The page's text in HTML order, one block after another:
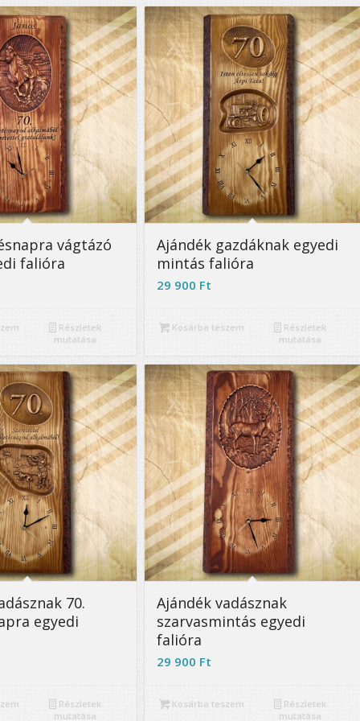
vágtázó
falióra
Részletek
mutatása
5.00
Ajándék gazdáknak egyedi
mintás falióra
29 900 Ft
Kosárba teszem
Részletek
mutatása
70.
egyedi
Részletek
mutatása
5.00
Ajándék vadásznak
szarvasmintás egyedi
falióra
29 900 Ft
Kosárba teszem
Részletek
mutatása